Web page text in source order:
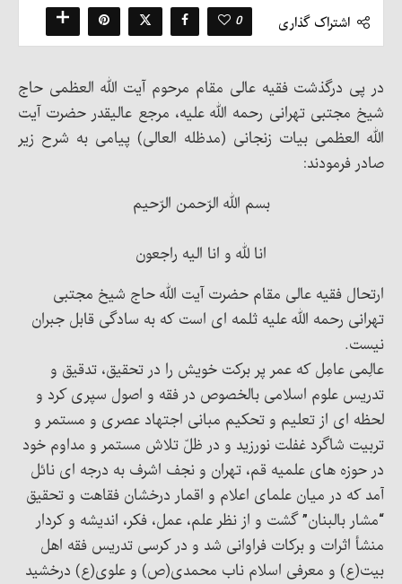
اشتراک گذاری 0
در پی درگذشت فقیه عالی مقام مرحوم آیت الله العظمی حاج
شیخ مجتبی تهرانی رحمه الله علیه، مرجع عالیقدر حضرت آیت
الله العظمی بیات زنجانی (مدظله العالی) پیامی به شرح زیر
صادر فرمودند:
بسم الله الرّحمن الرّحیم
انا لله و انا الیه راجعون
ارتحال فقیه عالی مقام حضرت آیت الله حاج شیخ مجتبی
تهرانی رحمه الله علیه ثلمه ای است که به سادگی قابل جبران
نیست.
عالِمی عامِل که عمر پر برکت خویش را در تحقیق، تدقیق و
تدریس علوم اسلامی بالخصوص در فقه و اصول سپری کرد و
لحظه ای از تعلیم و تحکیم مبانی اجتهاد عصری و مستمر و
تربیت شاگرد غفلت نورزید و در ظلّ تلاش مستمر و مداوم خود
در حوزه های علمیه قم، تهران و نجف اشرف به درجه ای نائل
آمد که در میان علمای اعلام و اقمار درخشان فقاهت و تحقیق
“مشار بالبنان” گشت و از نظر علم، عمل، فکر، اندیشه و کردار
منشأ اثرات و برکات فراوانی شد و در کرسی تدریس فقه اهل
بیت(ع) و معرفی اسلام ناب محمدی(ص) و علوی(ع) درخشید